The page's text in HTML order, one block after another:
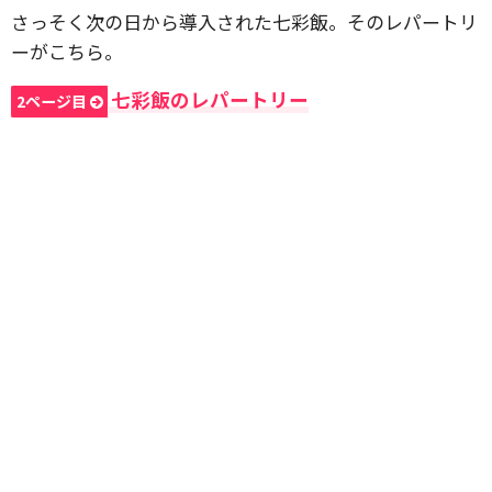
さっそく次の日から導入された七彩飯。そのレパートリ
ーがこちら。
2ページ目 七彩飯のレパートリー